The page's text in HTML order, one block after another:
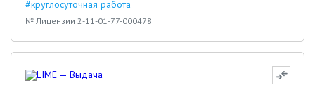
#круглосуточная работа
№ Лицензии 2-11-01-77-000478